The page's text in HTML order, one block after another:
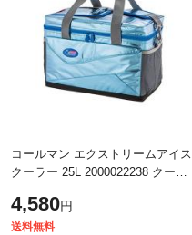
コールマン エクストリームアイス
クーラー 25L 2000022238 クーラ
4,580円
送料無料